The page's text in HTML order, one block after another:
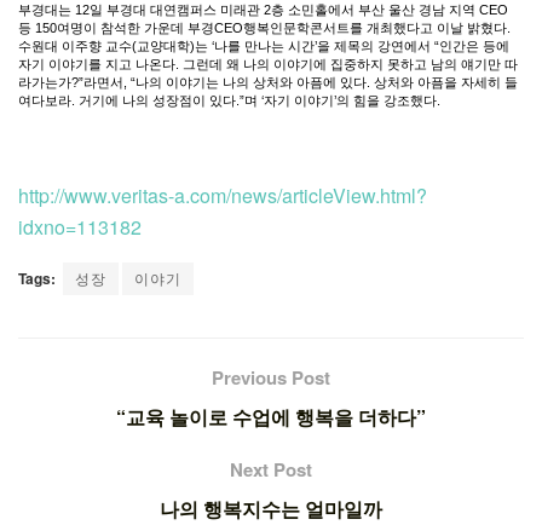
부경대는 12일 부경대 대연캠퍼스 미래관 2층 소민홀에서 부산 울산 경남 지역 CEO
등 150여명이 참석한 가운데 부경CEO행복인문학콘서트를 개최했다고 이날 밝혔다
수원대 이주향 교수(교양대학)는 ‘나를 만나는 시간’을 제목의 강연에서 “인간은 등에
자기 이야기를 지고 나온다 그런데 왜 나의 이야기에 집중하지 못하고 남의 얘기만 따
라가는가?”라면서 , “나의 이야기는 나의 상처와 아픔에 있다 상처와 아픔을 자세히 들
여다보라 거기에 나의 성장점이 있다 .”며 ‘자기 이야기’의 힘을 강조했다
http://www.veritas-a.com/news/articleView.html?
idxno=113182
Tags: 성장 이야기
Previous Post
“교육 놀이로 수업에 행복을 더하다”
Next Post
나의 행복지수는 얼마일까